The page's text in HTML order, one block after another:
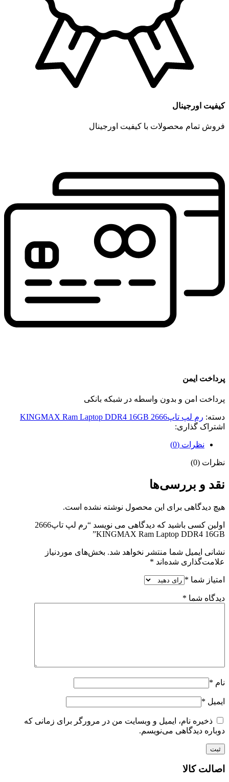
کیفیت اورجینال
فروش تمام محصولات با کیفیت اورجینال
پرداخت ایمن
پرداخت امن و بدون واسطه در شبکه بانکی
دسته: رم لپ تاپ2666 KINGMAX Ram Laptop DDR4 16GB
اشتراک گذاری:
نظرات (0)
نظرات (0)
نقد و بررسی‌ها
هیچ دیدگاهی برای این محصول نوشته نشده است.
اولین کسی باشید که دیدگاهی می نویسد “رم لپ تاپ2666
KINGMAX Ram Laptop DDR4 16GB”
نشانی ایمیل شما منتشر نخواهد شد. بخش‌های موردنیاز
علامت‌گذاری شده‌اند *
امتیاز شما *
دیدگاه شما *
نام *
ایمیل *
ذخیره نام، ایمیل و وبسایت من در مرورگر برای زمانی که
دوباره دیدگاهی می‌نویسم.
اصالت کالا